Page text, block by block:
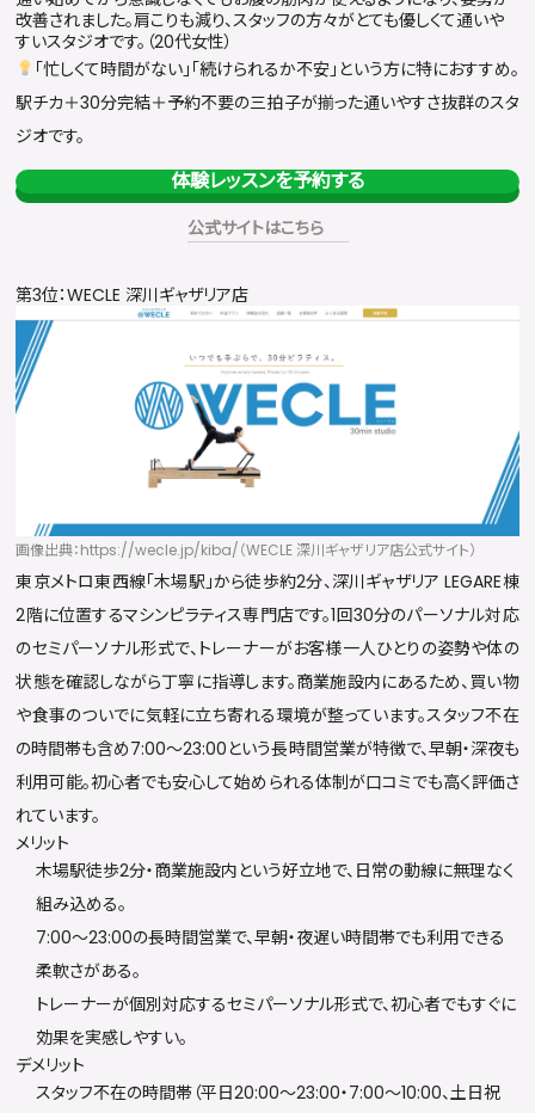
改善されました。肩こりも減り、スタッフの方々がとても優しくて通いや
すいスタジオです。（20代女性）
「忙しくて時間がない」「続けられるか不安」という方に特におすすめ。
駅チカ＋30分完結＋予約不要の三拍子が揃った通いやすさ抜群のスタ
ジオです。
体験レッスンを予約する
公式サイトはこちら
第3位：WECLE 深川ギャザリア店
画像出典：https://wecle.jp/kiba/（WECLE 深川ギャザリア店公式サイト）
東京メトロ東西線「木場駅」から徒歩約2分、深川ギャザリア LEGARE棟
2階に位置するマシンピラティス専門店です。1回30分のパーソナル対応
のセミパーソナル形式で、トレーナーがお客様一人ひとりの姿勢や体の
状態を確認しながら丁寧に指導します。商業施設内にあるため、買い物
や食事のついでに気軽に立ち寄れる環境が整っています。スタッフ不在
の時間帯も含め7:00〜23:00という長時間営業が特徴で、早朝・深夜も
利用可能。初心者でも安心して始められる体制が口コミでも高く評価さ
れています。
メリット
木場駅徒歩2分・商業施設内という好立地で、日常の動線に無理なく
組み込める。
7:00〜23:00の長時間営業で、早朝・夜遅い時間帯でも利用できる
柔軟さがある。
トレーナーが個別対応するセミパーソナル形式で、初心者でもすぐに
効果を実感しやすい。
デメリット
スタッフ不在の時間帯（平日20:00〜23:00・7:00〜10:00、土日祝